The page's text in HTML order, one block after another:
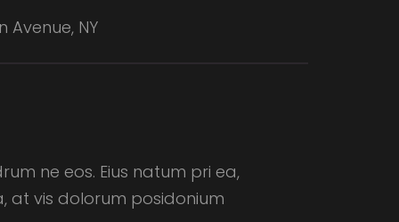
Avenue, NY
ne eos. Eius natum pri ea,
at vis dolorum posidonium